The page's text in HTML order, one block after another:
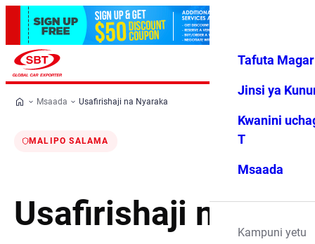
Vipendwa
Menyu
Tafuta
Jinsi ya
Kwanini
T
Msaada
Kampuni yetu
Msaada Usafirishaji na Nyaraka
MALIPO SALAMA
Usafirishaji na